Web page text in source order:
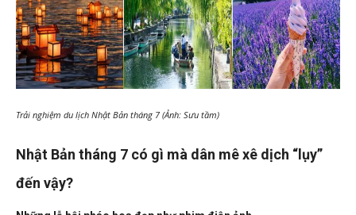
Trải nghiệm du lịch Nhật Bản tháng 7 (Ảnh: Sưu tầm)
Nhật Bản tháng 7 có gì mà dân mê xê dịch “lụy”
đến vậy?